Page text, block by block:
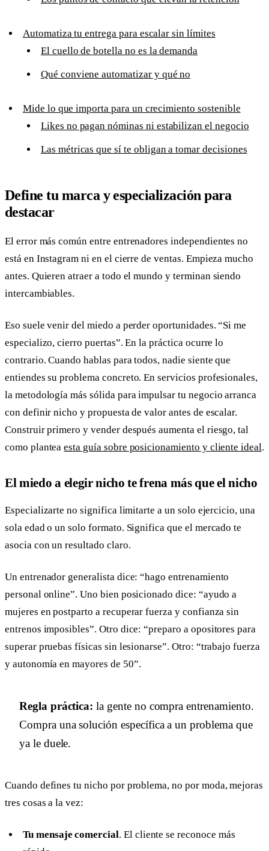
Automatiza tu entrega para escalar sin límites
El cuello de botella no es la demanda
Qué conviene automatizar y qué no
Mide lo que importa para un crecimiento sostenible
Likes no pagan nóminas ni estabilizan el negocio
Las métricas que sí te obligan a tomar decisiones
Define tu marca y especialización para
destacar
El error más común entre entrenadores independientes no
está en Instagram ni en el cierre de ventas. Empieza mucho
antes. Quieren atraer a todo el mundo y terminan siendo
intercambiables.
Eso suele venir del miedo a perder oportunidades. “Si me
especializo, cierro puertas”. En la práctica ocurre lo
contrario. Cuando hablas para todos, nadie siente que
entiendes su problema concreto. En servicios profesionales,
la metodología más sólida para impulsar tu negocio arranca
con definir nicho y propuesta de valor antes de escalar.
Construir primero y vender después aumenta el riesgo, tal
como planteaesta guía sobre posicionamiento y cliente ideal.
El miedo a elegir nicho te frena más que el nicho
Especializarte no significa limitarte a un solo ejercicio, una
sola edad o un solo formato. Significa que el mercado te
asocia con un resultado claro.
Un entrenador generalista dice: “hago entrenamiento
personal online”. Uno bien posicionado dice: “ayudo a
mujeres en postparto a recuperar fuerza y confianza sin
entrenos imposibles”. Otro dice: “preparo a opositores para
superar pruebas físicas sin lesionarse”. Otro: “trabajo fuerza
y autonomía en mayores de 50”.
Regla práctica: la gente no compra entrenamiento.
Compra una solución específica a un problema que
ya le duele.
Cuando defines tu nicho por problema, no por moda, mejoras
tres cosas a la vez:
Tu mensaje comercial. El cliente se reconoce más